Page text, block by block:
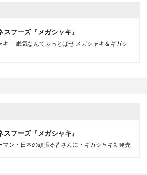
フーズ『メガシャキ』
キ 「眠気なんてふっとばせ メガシャキ＆ギガシ
フーズ『メガシャキ』
マン・日本の頑張る皆さんに・ギガシャキ新発売